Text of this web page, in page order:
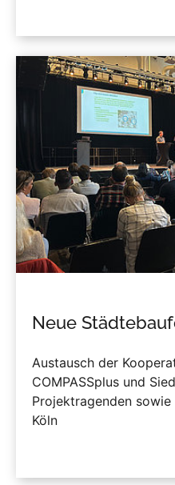
Neue
Austausch der
COMPASSplus und
Projektragenden
Köln